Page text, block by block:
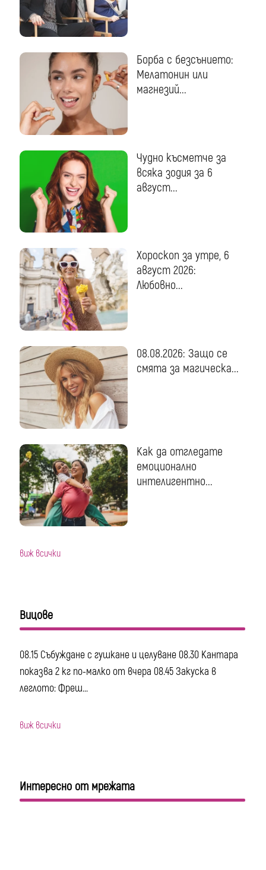
Борба с безсънието:
Мелатонин или
магнезий...
Чудно късметче за
всяка зодия за 6
август...
Хороскоп за утре, 6
август 2026:
Любовно...
08.08.2026: Защо се
смята за магическа...
Как да отгледате
емоционално
интелигентно...
виж всички
Вицове
08.15 Събуждане с гушкане и целуване 08.30 Кантара
показва 2 кг по-малко от вчера 08.45 Закуска в
леглото: Фреш...
виж всички
Интересно от мрежата